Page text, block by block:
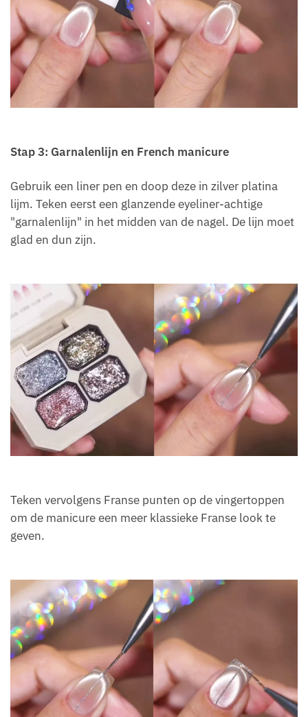
Stap 3: Garnalenlijn en French manicure
Gebruik een liner pen en doop deze in zilver platina
lijm. Teken eerst een glanzende eyeliner-achtige
"garnalenlijn" in het midden van de nagel. De lijn moet
glad en dun zijn.
Teken vervolgens Franse punten op de vingertoppen
om de manicure een meer klassieke Franse look te
geven.